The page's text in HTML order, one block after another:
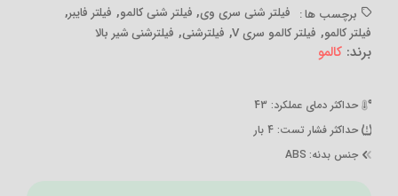
برچسب ها : فیلتر شنی سری وی, فیلتر شنی کالمو, فیلتر فایبر,
فیلتر کالمو, فیلتر کالمو سری V , فیلترشنی, فیلترشنی شیر بالا
برند: کالمو
حداکثر دمای عملکرد: 43
حداکثر فشار تست: 4 بار
جنس بدنه: ABS